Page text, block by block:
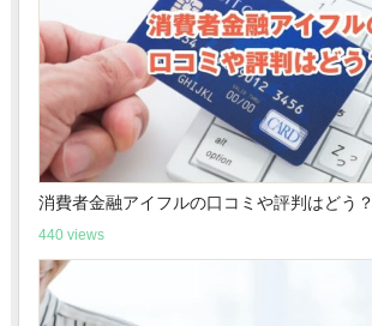
消費者金融アイフルの口コミや評判はどう？
440 views